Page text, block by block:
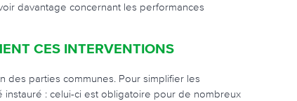
davantage concernant les performances
CES INTERVENTIONS
parties communes. Pour simplifier les
: celui-ci est obligatoire pour de nombreux